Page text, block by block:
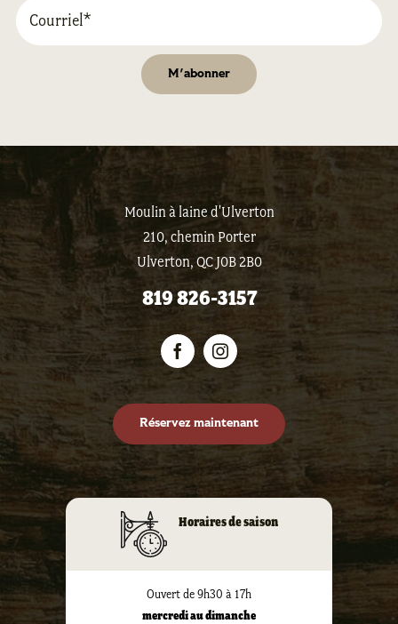
Moulin à laine d'Ulverton
210, chemin Porter
Ulverton, QC J0B 2B0
819 826-3157
Horaires de saison
Ouvert de 9h30 à 17h
mercredi au dimanche
Réservez maintenant